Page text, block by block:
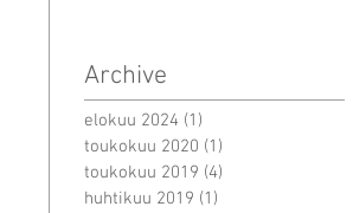
Archive
elokuu 2024 (1)
toukokuu 2020 (1)
toukokuu 2019 (4)
huhtikuu 2019 (1)